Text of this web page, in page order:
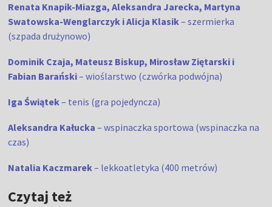
Renata Knapik-Miazga, Aleksandra Jarecka, Martyna
Swatowska-Wenglarczyk i Alicja Klasik– szermierka
(szpada drużynowo)
Dominik Czaja, Mateusz Biskup, Mirosław Ziętarski i
Fabian Barański– wioślarstwo (czwórka podwójna)
Iga Świątek– tenis (gra pojedyncza)
Aleksandra Kałucka – wspinaczka sportowa (wspinaczka na
czas)
Natalia Kaczmarek– lekkoatletyka (400 metrów)
Czytaj też